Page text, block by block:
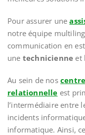
Pour assurer une
notre équipe
communication en
une technicienne et
Au sein de nos
relationnelle est
l’intermédiaire entre
incidents
informatique. Ainsi,